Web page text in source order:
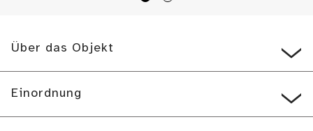
Über das Objekt
Einordnung